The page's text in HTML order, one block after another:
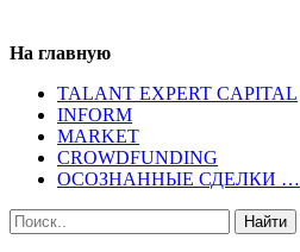
На главную
TALANT EXPERT CAPITAL
INFORM
MARKET
CROWDFUNDING
ОСОЗНАННЫЕ СДЕЛКИ …